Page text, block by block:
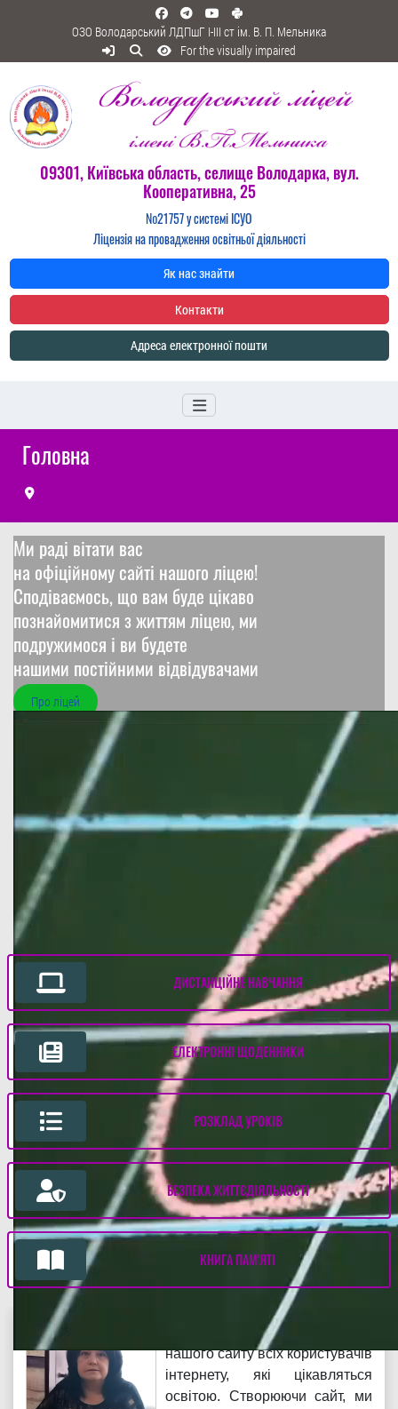
ОЗО Володарський ЛДПшГ I-III ст ім. В. П. Мельника
For the visually impaired
09301, Київська область, селище Володарка, вул.
Кооперативна, 25
№21757 у системі ІСУО
Ліцензія на провадження освітньої діяльності
Як нас знайти
Контакти
Адреса електронної пошти
Головна
Ми раді вітати вас
на офіційному сайті нашого ліцею!
Сподiваємось, що вам буде цiкаво
познайомитися з життям ліцею, ми
подружимося i ви будете
нашими постiйними відвідувачами
Про ліцей
ДИСТАНЦІЙНЕ НАВЧАННЯ
ЕЛЕКТРОННІ ЩОДЕННИКИ
РОЗКЛАД УРОКІВ
БЕЗПЕКА ЖИТТЄДІЯЛЬНОСТІ
КНИГА ПАМ'ЯТІ
Ми раді вітати на сторінках
нашого сайту всіх користувачів
інтернету, які цікавляться
освітою. Створюючи сайт, ми